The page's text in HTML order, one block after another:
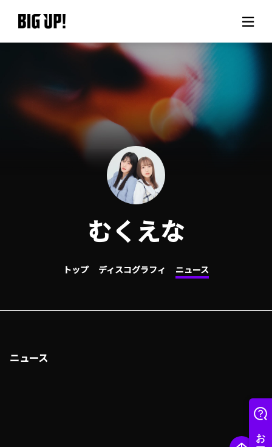
BIG UP!について
ニュース
料金プラン
サポート
ご利用の流れ
よくある質問
むくえな
トップ ディスコグラフィ ニュース
ニュース